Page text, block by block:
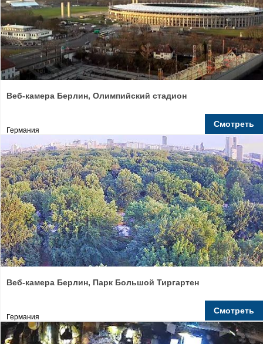
Веб-камера Берлин, Олимпийский стадион
Германия
Смотреть
Веб-камера Берлин, Парк Большой Тиргартен
Германия
Смотреть